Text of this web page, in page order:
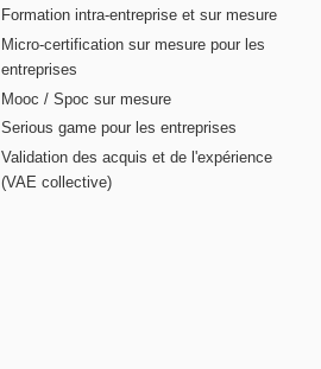
Formation intra-entreprise et sur mesure
Micro-certification sur mesure pour les
entreprises
Mooc / Spoc sur mesure
Serious game pour les entreprises
Validation des acquis et de l'expérience
(VAE collective)